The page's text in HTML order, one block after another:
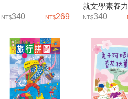
340 269
就文學素養力
340